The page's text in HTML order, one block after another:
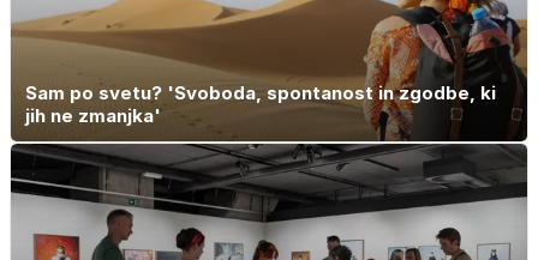
Sam po svetu? 'Svoboda, spontanost in zgodbe, ki
jih ne zmanjka'